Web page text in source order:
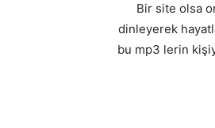
Bir site olsa
dinleyerek
bu mp3 lerin